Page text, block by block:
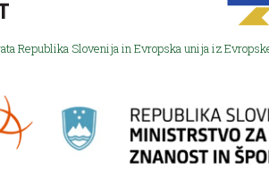
Republika Slovenija in Evropska unija iz